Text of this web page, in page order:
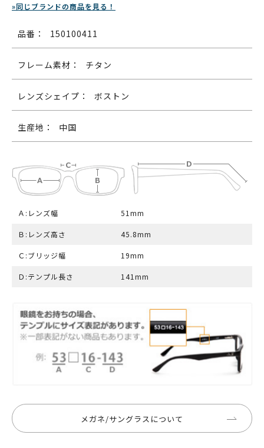
»同じブランドの商品を見る！
品番： 150100411
フレーム素材： チタン
レンズシェイプ： ボストン
生産地： 中国
Ａ:レンズ幅 51mm
Ｂ:レンズ高さ 45.8mm
Ｃ:ブリッジ幅 19mm
Ｄ:テンプル長さ 141mm
メガネ/サングラスについて